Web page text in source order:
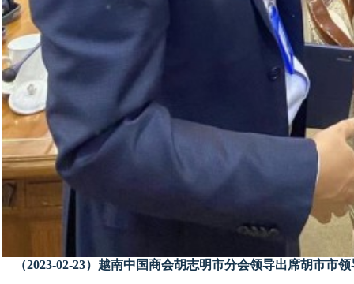
（2023-02-23）越南中国商会胡志明市分会领导出席胡市市